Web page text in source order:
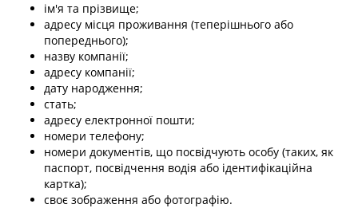
ім'я та прізвище;
адресу місця проживання (теперішнього або
попереднього);
назву компанії;
адресу компанії;
дату народження;
стать;
адресу електронної пошти;
номери телефону;
номери документів, що посвідчують особу (таких, як
паспорт, посвідчення водія або ідентифікаційна
картка);
своє зображення або фотографію.